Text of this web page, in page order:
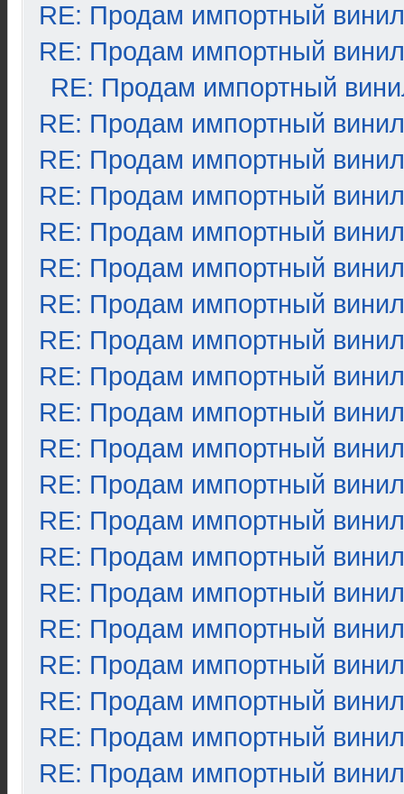
RE: Продам импортный винил
RE: Продам импортный винил
RE: Продам импортный
RE: Продам импортный винил
RE: Продам импортный винил
RE: Продам импортный винил
RE: Продам импортный винил
RE: Продам импортный винил
RE: Продам импортный винил
RE: Продам импортный винил
RE: Продам импортный винил
RE: Продам импортный винил
RE: Продам импортный винил
RE: Продам импортный винил
RE: Продам импортный винил
RE: Продам импортный винил
RE: Продам импортный винил
RE: Продам импортный винил
RE: Продам импортный винил
RE: Продам импортный винил
RE: Продам импортный винил
RE: Продам импортный винил